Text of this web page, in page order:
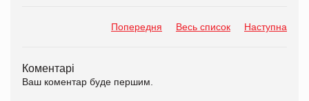
Попередня Весь список Наступна
Коментарі
Ваш коментар буде першим.